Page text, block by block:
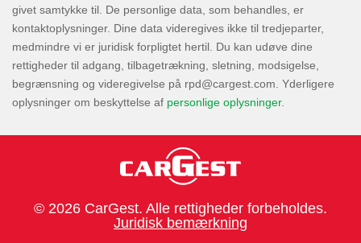
givet samtykke til. De personlige data, som behandles, er
kontaktoplysninger. Dine data videregives ikke til tredjeparter,
medmindre vi er juridisk forpligtet hertil. Du kan udøve dine
rettigheder til adgang, tilbagetrækning, sletning, modsigelse,
begrænsning og videregivelse på
. Yderligere
oplysninger om beskyttelse af personlige oplysninger.
© 2026 CarGest. Alle rettigheder forbeholdes.
Juridisk bemærkning